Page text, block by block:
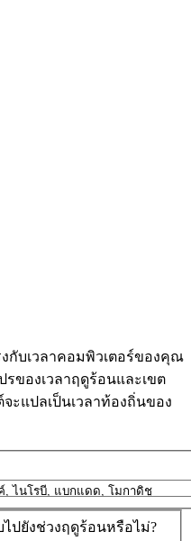
กับเวลาคอมพิวเตอร์ของคุณ
ของเวลาฤดูร้อนและเขต
จะแปลเป็นเวลาท้องถิ่นของ
ยังช่วงฤดูร้อนหรือไม่?